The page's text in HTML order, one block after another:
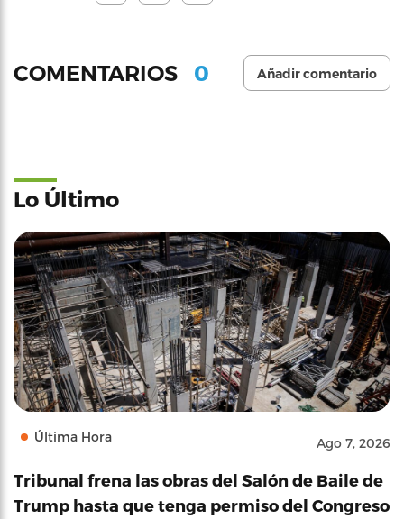
COMENTARIOS 0 Añadir comentario
Lo Último
Última Hora Ago 7, 2026
Tribunal frena las obras del Salón de Baile de
Trump hasta que tenga permiso del Congreso